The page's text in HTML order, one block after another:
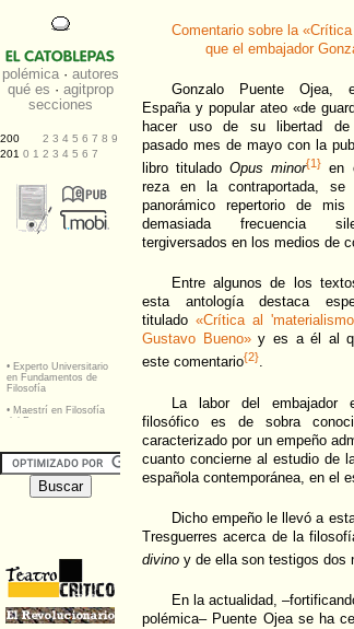
Comentario sobre la
que el embajador
Gonzalo Puente Ojea,
España y popular ateo «de
hacer uso de su libertad de
pasado mes de mayo con la
libro tituladoOpus minor{1} en
reza en la contraportada, se
panorámico repertorio de
demasiada frecuencia
tergiversados en los medios de
Entre algunos de los
esta antología destaca
titulado«Crítica al
Gustavo Bueno»y es a él al
este comentario{2}.
La labor del embajador
filosófico es de sobra
caracterizado por un empeño
cuanto concierne al estudio de
española contemporánea, en el
Dicho empeño le llevó a
Tresguerres acerca de la
divino y de ella son testigos dos
En la actualidad,
polémica– Puente Ojea se ha